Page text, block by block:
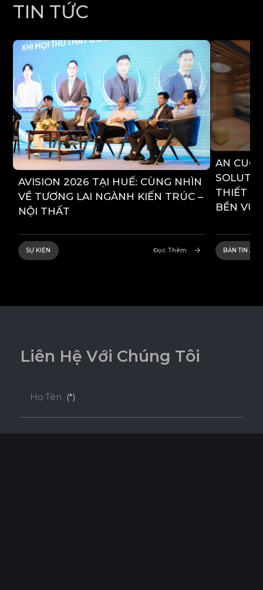
TIN TỨC
AVISION 2026 TẠI HUẾ: CÙNG NHÌN
VỀ TƯƠNG LAI NGÀNH KIẾN TRÚC –
NỘI THẤT
SỰ KIỆN Đọc Thêm
AN
THIẾT
BỀN
BẢN TIN AN
Liên Hệ Với Chúng Tôi
Họ Tên (*)